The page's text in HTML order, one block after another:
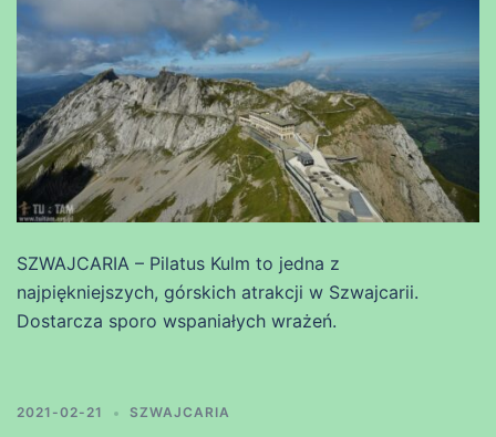
SZWAJCARIA – Pilatus Kulm to jedna z
najpiękniejszych, górskich atrakcji w Szwajcarii.
Dostarcza sporo wspaniałych wrażeń.
2021-02-21 SZWAJCARIA